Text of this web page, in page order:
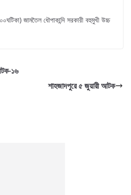
জামতৈল ধৌপাকান্দি সরকারী বহুমুখী উচ্চ
১৬
শাহজাদপুরে ৫ জুয়ারী আটক